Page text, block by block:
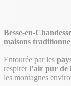
Besse-en-Chandesse
maisons
Entourée par les
respirer l’air pur de
les montagnes